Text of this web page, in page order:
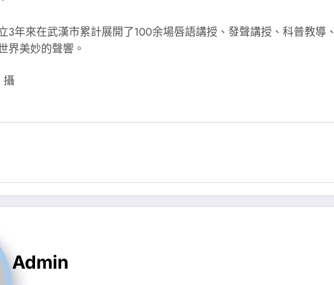
3年來在武漢市累計展開了100余場唇語講授、發聲講授、科普教導、
界美妙的聲響。
攝
Admin